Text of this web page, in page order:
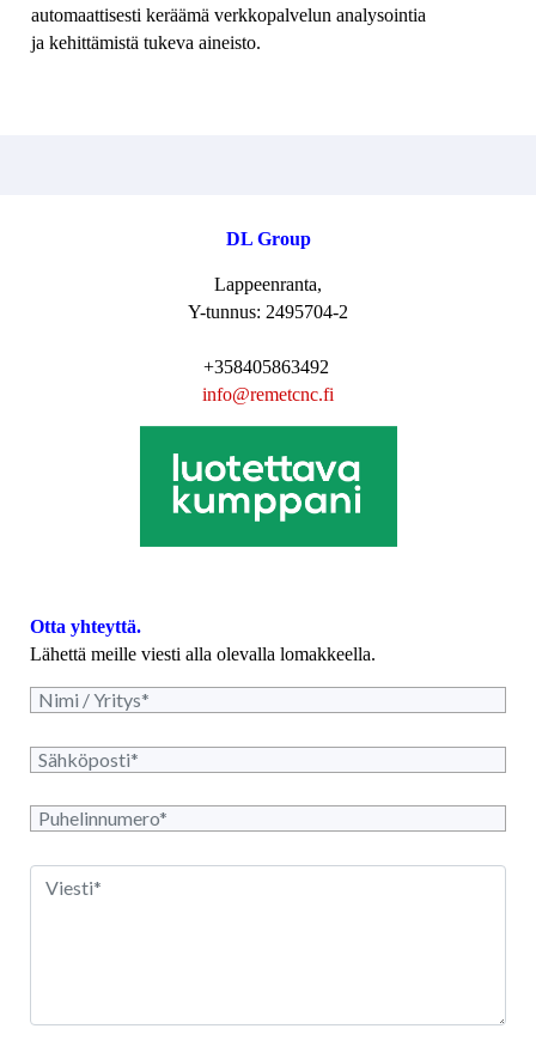
automaattisesti keräämä verkkopalvelun analysointia
ja kehittämistä tukeva aineisto.
DL Group
Lappeenranta,
Y-tunnus: 2495704-2
+358405863492
info@remetcnc.fi
Otta yhteyttä.
Lähettä meille viesti alla olevalla lomakkeella.